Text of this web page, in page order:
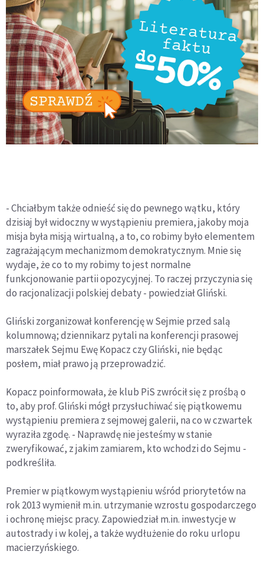
- Chciałbym także odnieść się do pewnego wątku, który
dzisiaj był widoczny w wystąpieniu premiera, jakoby moja
misja była misją wirtualną, a to, co robimy było elementem
zagrażającym mechanizmom demokratycznym. Mnie się
wydaje, że co to my robimy to jest normalne
funkcjonowanie partii opozycyjnej. To raczej przyczynia się
do racjonalizacji polskiej debaty - powiedział Gliński.
Gliński zorganizował konferencję w Sejmie przed salą
kolumnową; dziennikarz pytali na konferencji prasowej
marszałek Sejmu Ewę Kopacz czy Gliński, nie będąc
posłem, miał prawo ją przeprowadzić.
Kopacz poinformowała, że klub PiS zwrócił się z prośbą o
to, aby prof. Gliński mógł przysłuchiwać się piątkowemu
wystąpieniu premiera z sejmowej galerii, na co w czwartek
wyraziła zgodę. - Naprawdę nie jesteśmy w stanie
zweryfikować, z jakim zamiarem, kto wchodzi do Sejmu -
podkreśliła.
Premier w piątkowym wystąpieniu wśród priorytetów na
rok 2013 wymienił m.in. utrzymanie wzrostu gospodarczego
i ochronę miejsc pracy. Zapowiedział m.in. inwestycje w
autostrady i w kolej, a także wydłużenie do roku urlopu
macierzyńskiego.